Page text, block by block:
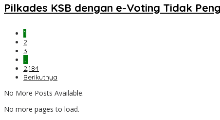
Pilkades KSB dengan e-Voting Tidak
1
2
3
…
2,184
Berikutnya
No More Posts Available.
No more pages to load.